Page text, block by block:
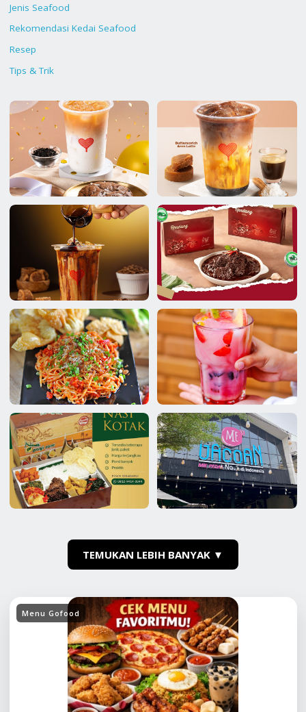
Jenis Seafood
Rekomendasi Kedai Seafood
Resep
Tips & Trik
TEMUKAN LEBIH BANYAK ▼
Menu Gofood